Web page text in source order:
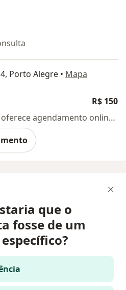
Porto Alegre • Mapa
R$ 150
Esse especialista não oferece agendamento online para esse endereço.
que o
fosse de um